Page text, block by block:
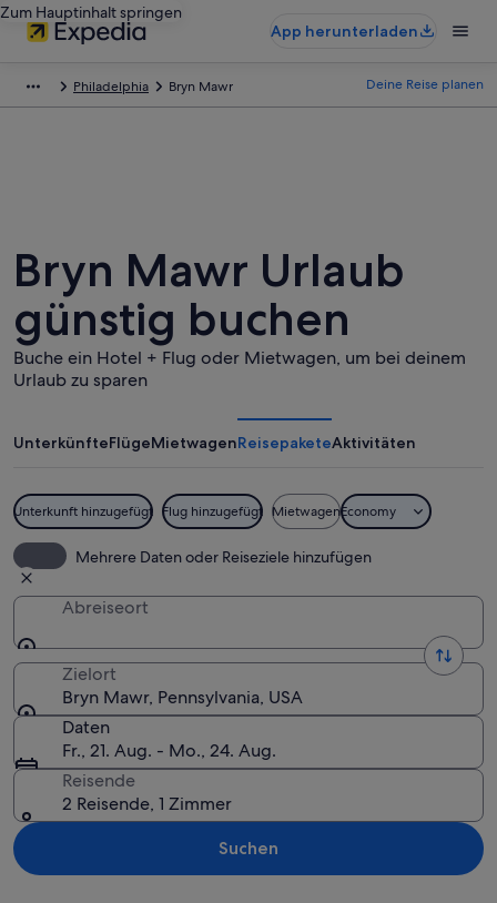
Zum Hauptinhalt springen
App herunterladen
Philadelphia Bryn Mawr Deine Reise planen
Bryn Mawr Urlaub
günstig buchen
Buche ein Hotel + Flug oder Mietwagen, um bei deinem
Urlaub zu sparen
UnterkünfteFlügeMietwagenReisepaketeAktivitäten
Unterkunft hinzugefügt Flug hinzugefügt MietwagenEconomy
Mehrere Daten oder Reiseziele hinzufügen
Abreiseort
Zielort
Bryn Mawr, Pennsylvania, USA
Daten
Fr., 21. Aug. - Mo., 24. Aug.
Reisende
2 Reisende, 1 Zimmer
Suchen